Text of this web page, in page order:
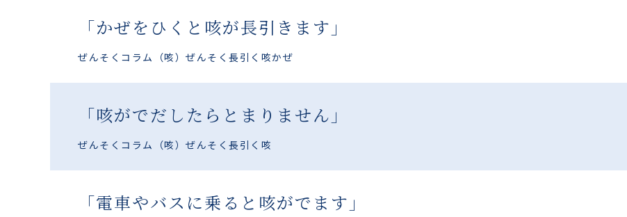
「かぜをひくと咳が長引きます」
ぜんそくコラム （咳）ぜんそく 長引く咳かぜ
「咳がでだしたらとまりません」
ぜんそくコラム （咳）ぜんそく 長引く咳
「電車やバスに乗ると咳がでます」